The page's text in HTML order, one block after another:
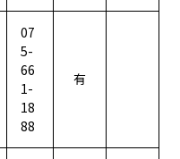
07
5-
66
1-
18
88
有